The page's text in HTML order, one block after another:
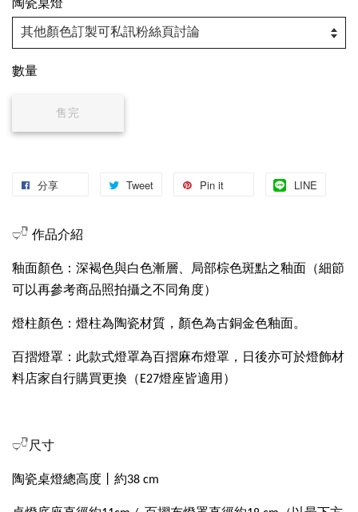
陶瓷桌燈
數量
售完
分享 Tweet Pin it LINE
𓂑𓎹 作品介紹
釉面顏色：深褐色與白色漸層、局部棕色斑點之釉面（細節
可以再參考商品照拍攝之不同角度）
燈柱顏色：燈柱為陶瓷材質，顏色為古銅金色釉面。
百摺燈罩：此款式燈罩為百摺麻布燈罩，日後亦可於燈飾材
料店家自行購買更換（E27燈座皆適用）
𓂑𓎹尺寸
陶瓷桌燈總高度丨約38 cm